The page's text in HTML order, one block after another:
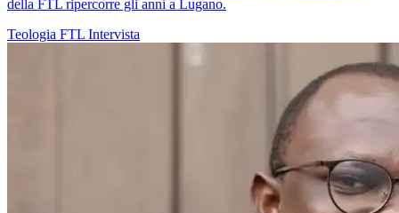
della FTL ripercorre gli anni a Lugano.
Teologia FTL Intervista